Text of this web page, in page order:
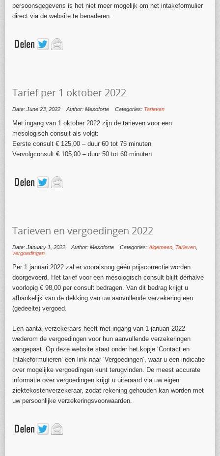
persoonsgegevens is het niet meer mogelijk om het intakeformulier
direct via de website te benaderen.
Tarief per 1 oktober 2022
Date: June 23, 2022 Author: Mesoforte Categories: Tarieven
Met ingang van 1 oktober 2022 zijn de tarieven voor een
mesologisch consult als volgt:
Eerste consult € 125,00 – duur 60 tot 75 minuten
Vervolgconsult € 105,00 – duur 50 tot 60 minuten
Tarieven en vergoedingen 2022
Date: January 1, 2022 Author: Mesoforte Categories:Algemeen, Tarieven,
vergoedingen
Per 1 januari 2022 zal er vooralsnog géén prijscorrectie worden
doorgevoerd. Het tarief voor een mesologisch consult blijft derhalve
voorlopig € 98,00 per consult bedragen. Van dit bedrag krijgt u
afhankelijk van de dekking van uw aanvullende verzekering een
(gedeelte) vergoed.
Een aantal verzekeraars heeft met ingang van 1 januari 2022
wederom de vergoedingen voor hun aanvullende verzekeringen
aangepast. Op deze website staat onder het kopje ‘Contact en
Intakeformulieren’ een link naar ‘Vergoedingen’, waar u een indicatie
over mogelijke vergoedingen kunt terugvinden. De meest accurate
informatie over vergoedingen krijgt u uiteraard via uw eigen
ziektekostenverzekeraar, zodat rekening gehouden kan worden met
uw persoonlijke verzekeringsvoorwaarden.